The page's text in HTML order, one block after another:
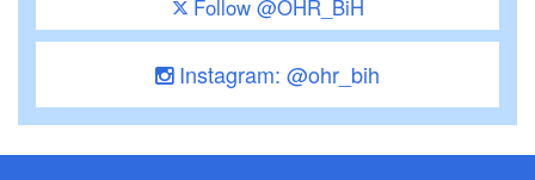
Follow @OHR_BiH
Instagram: @ohr_bih